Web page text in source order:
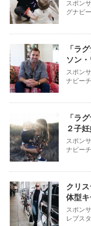
スポン
グナビ
「ラ
ソン
スポン
ナビー
「ラ
２子
スポン
ナビー
クリ
体型
スポン
レブス